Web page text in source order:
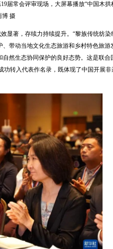
届常会评审现场，大屏幕播放“中国木拱
博 摄
显著，存续力持续提升。“黎族传统纺染
带动当地文化生态旅游和乡村特色旅游
然生态协同保护的良好态势。这是联合
转入代表作名录，既体现了中国开展